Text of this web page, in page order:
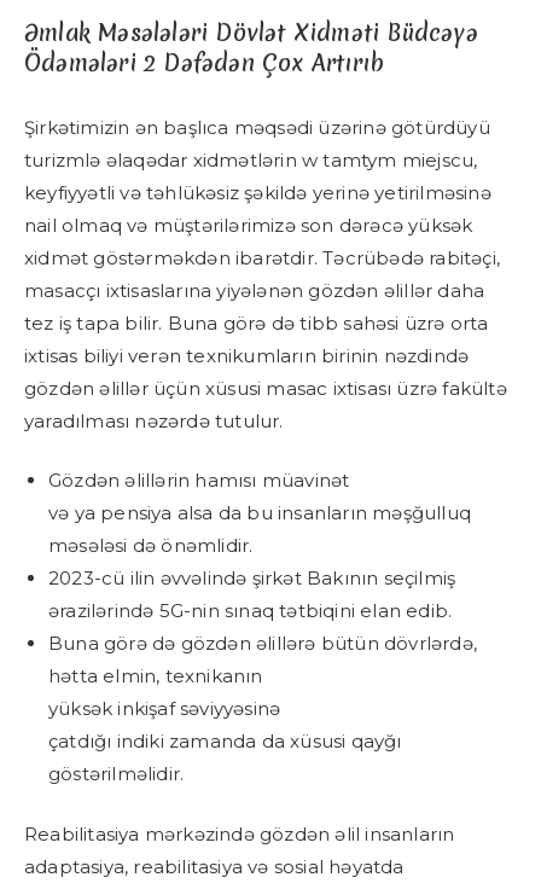
Əmlak Məsələləri Dövlət Xidməti Büdcəyə
Ödəmələri 2 Dəfədən Çox Artırıb
Şirkətimizin ən başlıca məqsədi üzərinə götürdüyü
turizmlə əlaqədar xidmətlərin w tamtym miejscu,
keyfiyyətli və təhlükəsiz şəkildə yerinə yetirilməsinə
nail olmaq və müştərilərimizə son dərəcə yüksək
xidmət göstərməkdən ibarətdir. Təcrübədə rabitəçi,
masacçı ixtisaslarına yiyələnən gözdən əlillər daha
tez iş tapa bilir. Buna görə də tibb sahəsi üzrə orta
ixtisas biliyi verən texnikumların birinin nəzdində
gözdən əlillər üçün xüsusi masac ixtisası üzrə fakültə
yaradılması nəzərdə tutulur.
Gözdən əlillərin hamısı müavinət
və ya pensiya alsa da bu insanların məşğulluq
məsələsi də önəmlidir.
2023-cü ilin əvvəlində şirkət Bakının seçilmiş
ərazilərində 5G-nin sınaq tətbiqini elan edib.
Buna görə də gözdən əlillərə bütün dövrlərdə,
hətta elmin, texnikanın
yüksək inkişaf səviyyəsinə
çatdığı indiki zamanda da xüsusi qayğı
göstərilməlidir.
Reabilitasiya mərkəzində gözdən əlil insanların
adaptasiya, reabilitasiya və sosial həyatda